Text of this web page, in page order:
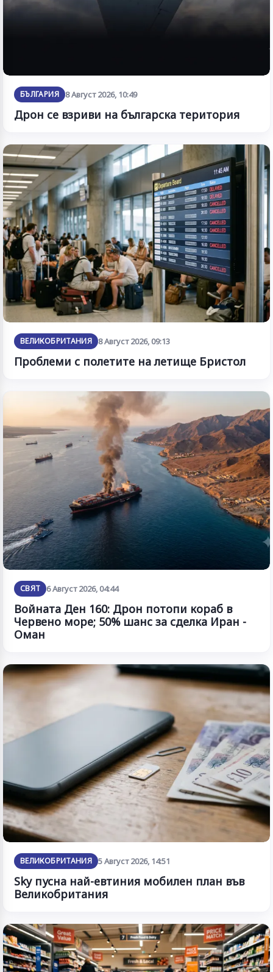
БЪЛГАРИЯ 8 Август 2026, 10:49
Дрон се взриви на българска територия
ВЕЛИКОБРИТАНИЯ 8 Август 2026, 09:13
Проблеми с полетите на летище Бристол
СВЯТ 6 Август 2026, 04:44
Войната Ден 160: Дрон потопи кораб в
Червено море; 50% шанс за сделка Иран -
Оман
ВЕЛИКОБРИТАНИЯ 5 Август 2026, 14:51
Sky пусна най-евтиния мобилен план във
Великобритания